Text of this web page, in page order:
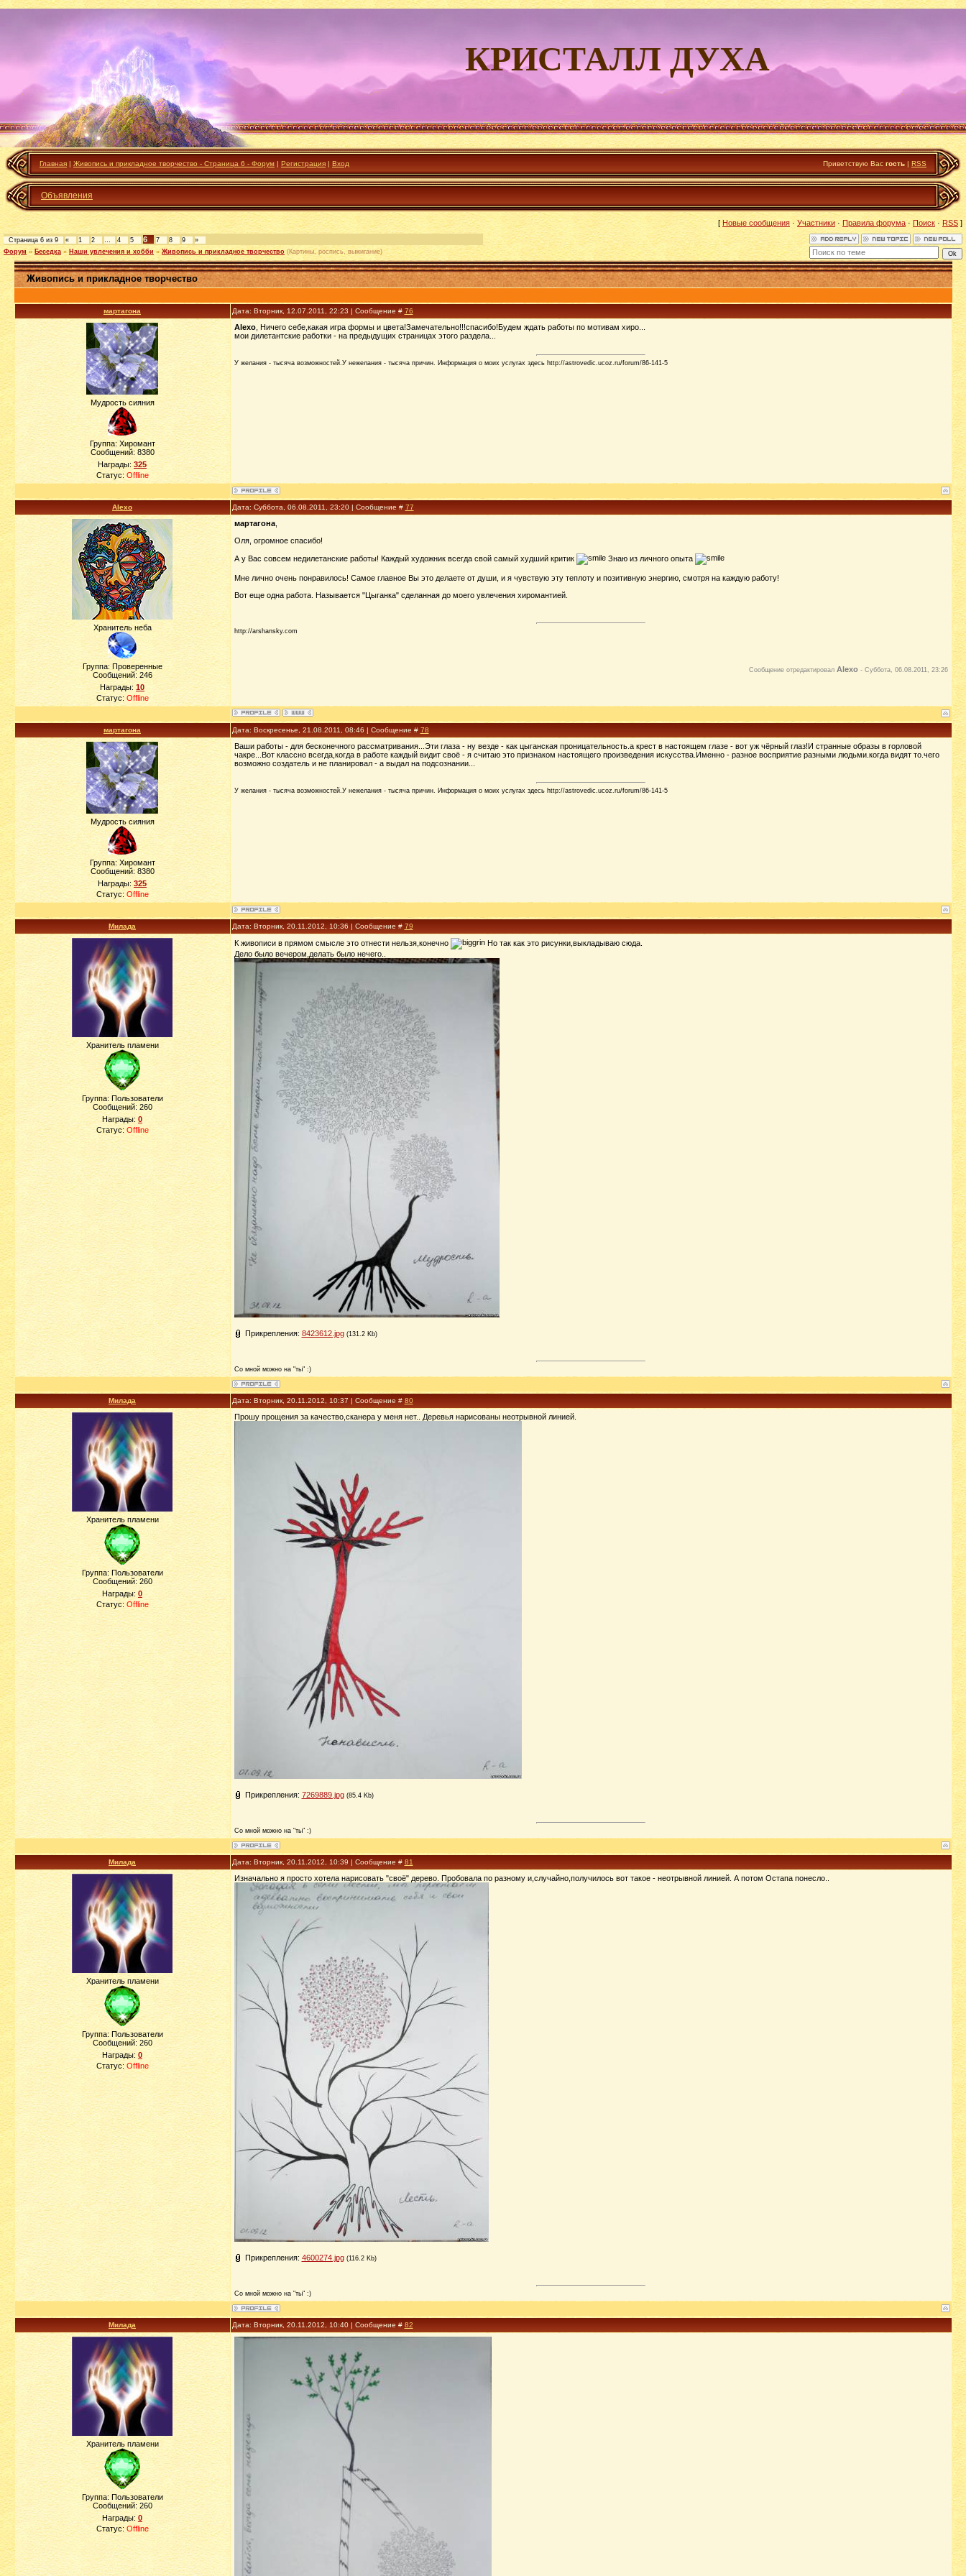
КРИСТАЛЛ ДУХА
Главная | Живопись и прикладное творчество - Страница 6 - Форум | Регистрация | Вход Приветствую Вас гость | RSS
Объявления
[Новые сообщения · Участники·Правила форума·Поиск · RSS ]
Страница 6 из 9 « 1 2 … 4 5 6 7 8 9
»
Форум » Беседка » Наши увлечения и хобби » Живопись и прикладное творчество (Картины, роспись, выжигание)
Живопись и прикладное творчество
мартагона Дата: Вторник, 12.07.2011, 22:23 | Сообщение # 76
Мудрость сияния
Группа: Хиромант
Сообщений: 8380
Награды:325
Статус: Offline
Alexo, Ничего себе,какая игра формы и цвета!Замечательно!!!спасибо!Будем ждать работы по мотивам хиро...
мои дилетантские работки - на предыдущих страницах этого раздела...
У желания - тысяча возможностей.У нежелания - тысяча причин. Информация о моих услугах здесь http://astrovedic.ucoz.ru/forum/86-141-5
Alexo Дата: Суббота, 06.08.2011, 23:20 | Сообщение # 77
Хранитель неба
Группа: Проверенные
Сообщений: 246
Награды: 10
Статус: Offline
мартагона,
Оля, огромное спасибо!
А у Вас совсем недилетанские работы! Каждый художник всегда свой самый худший критик Знаю из личного опыта
Мне лично очень понравилось! Самое главное Вы это делаете от души, и я чувствую эту теплоту и позитивную энергию, смотря на каждую работу!
Вот еще одна работа. Называется "Цыганка" сделанная до моего увлечения хиромантией.
http://arshansky.com
Сообщение отредактировал Alexo- Суббота, 06.08.2011, 23:26
мартагона Дата: Воскресенье, 21.08.2011, 08:46 | Сообщение # 78
Мудрость сияния
Группа: Хиромант
Сообщений: 8380
Награды:325
Статус: Offline
Ваши работы - для бесконечного рассматривания...Эти глаза - ну везде - как цыганская проницательность.а крест в настоящем глазе - вот уж чёрный глаз!И странные образы в горловой
чакре...Вот классно всегда,когда в работе каждый видит своё - я считаю это признаком настоящего произведения искусства.Именно - разное восприятие разными людьми.когда видят то.чего
возможно создатель и не планировал - а выдал на подсознании...
У желания - тысяча возможностей.У нежелания - тысяча причин. Информация о моих услугах здесь http://astrovedic.ucoz.ru/forum/86-141-5
Милада Дата: Вторник, 20.11.2012, 10:36 | Сообщение # 79
Хранитель пламени
Группа: Пользователи
Сообщений: 260
Награды: 0
Статус: Offline
К живописи в прямом смысле это отнести нельзя,конечно
Но так как это рисунки,выкладываю сюда.
Дело было вечером,делать было нечего..
Прикрепления: 8423612.jpg (131.2 Kb)
Со мной можно на "ты" :)
Милада Дата: Вторник, 20.11.2012, 10:37 | Сообщение # 80
Хранитель пламени
Группа: Пользователи
Сообщений: 260
Награды: 0
Статус: Offline
Прошу прощения за качество,сканера у меня нет.. Деревья нарисованы неотрывной линией.
Прикрепления: 7269889.jpg (85.4 Kb)
Со мной можно на "ты" :)
Милада Дата: Вторник, 20.11.2012, 10:39 | Сообщение # 81
Хранитель пламени
Группа: Пользователи
Сообщений: 260
Награды: 0
Статус: Offline
Изначально я просто хотела нарисовать "своё" дерево. Пробовала по разному и,случайно,получилось вот такое - неотрывной линией. А потом Остапа понесло..
Прикрепления: 4600274.jpg (116.2 Kb)
Со мной можно на "ты" :)
Милада Дата: Вторник, 20.11.2012, 10:40 | Сообщение # 82
Хранитель пламени
Группа: Пользователи
Сообщений: 260
Награды: 0
Статус: Offline